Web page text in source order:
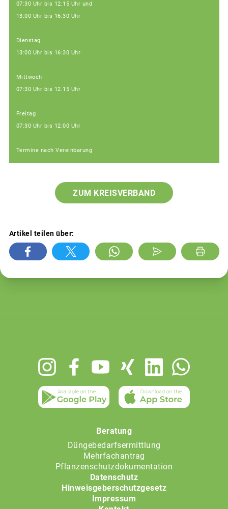
07:30 Uhr bis 12:15 Uhr und
13:00 Uhr bis 16:30 Uhr
Dienstag
13:00 Uhr bis 16:30 Uhr
Mittwoch
07:30 Uhr bis 12.15 Uhr
Freitag
07:30 Uhr bis 12:00 Uhr
Termine nach Vereinbarung
ZUM KREISVERBAND
Artikel teilen über:
Beratung
Düngebedarfsermittlung
Mehrfachantrag
Pflanzenschutzdokumentation
Datenschutz
Hinweisgeberschutzgesetz
Impressum